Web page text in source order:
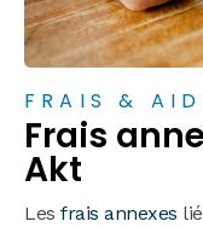
FRAIS &
Frais
Akt
Les frais annexes